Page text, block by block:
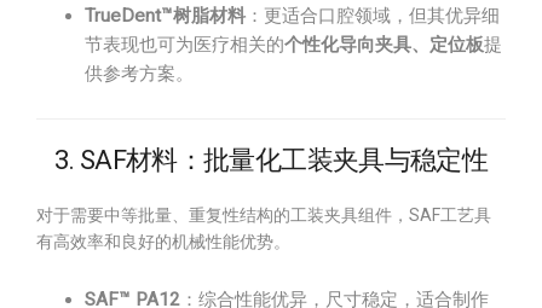
TrueDent™树脂材料 ：更适合口腔领域，但其优异细
节表现也可为医疗相关的个性化导向夹具、定位板提
供参考方案。
3. SAF材料：批量化工装夹具与稳定性
对于需要中等批量、重复性结构的工装夹具组件，SAF工艺具
有高效率和良好的机械性能优势。
SAF™ PA12 ：综合性能优异，尺寸稳定，适合制作